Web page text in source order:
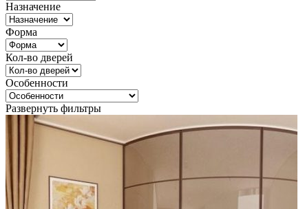
Назначение
Форма
Кол-во дверей
Особенности
Развернуть фильтры